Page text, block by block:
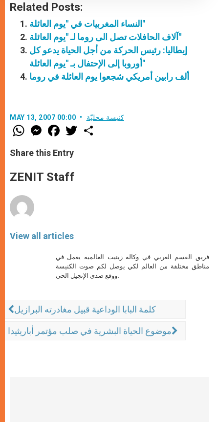
Related Posts:
النساء المغربيات في "يوم العائلة"
آلاف الحافلات تصل الى روما لـ "يوم العائلة"
إيطاليا: رئيس الحركة من أجل الحياة يدعو كل
أوروبا إلى الإحتفال بـ "يوم العائلة"
ألف رابين أمريكي شجعوا يوم العائلة في روما
MAY 13, 2007 00:00 كنيسة محليّة
W
h
t
s
p
p
M
e
s
e
g
e
F
a
e
b
o
k
w
Share this Entry
ZENIT Staff
View all articles
فريق القسم العربي في وكالة زينيت العالمية يعمل في
مناطق مختلفة من العالم لكي يوصل لكم صوت الكنيسة
ووقع صدى الإنجيل الحي.
كلمة البابا الوداعية قبيل مغادرته البرازيل
موضوع الحياة البشرية في صلب مؤتمر أباريثيدا